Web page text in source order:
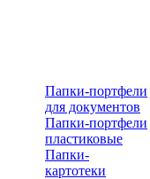
Папки-портфели
для документов
Папки-портфели
пластиковые
Папки-
картотеки